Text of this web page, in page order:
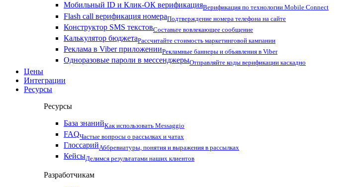
Мобильный ID и Клик-ОК верификацияВерификация по технологии Mobile Connect
Flash call верификация номераПодтверждение номера телефона на сайте
Конструктор SMS текстовСоставьте вовлекающее сообщение
Калькулятор бюджетаРассчитайте стоимость маркетинговой кампании
Реклама в Viber приложенииРекламные баннеры и объявления в Viber
Одноразовые пароли в мессенджерыОтправляйте коды верификации каскадно
Цены
Интеграции
Ресурсы
Ресурсы
База знанийКак использовать Messaggio
FAQЧастые вопросы о рассылках и чатах
ГлоссарийАббревиатуры, понятия и выражения в рассылках
КейсыДелимся результатами наших клиентов
Разработчикам